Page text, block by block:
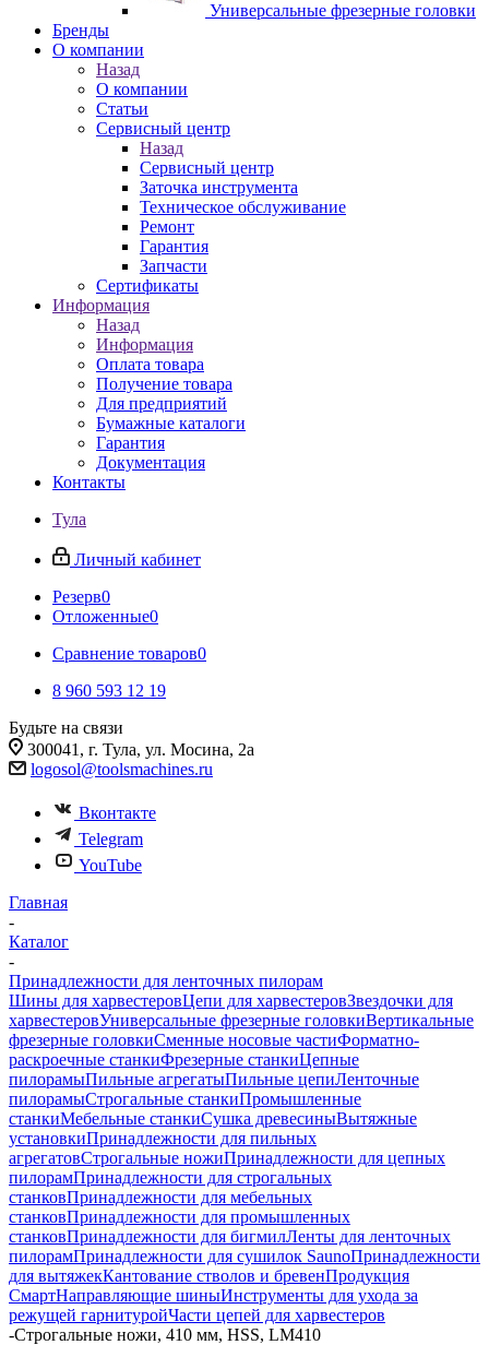
Универсальные фрезерные головки
Бренды
O компании
Назад
O компании
Статьи
Сервисный центр
Назад
Сервисный центр
Заточка инструмента
Техническое обслуживание
Ремонт
Гарантия
Запчасти
Сертификаты
Информация
Назад
Информация
Оплата товара
Получение товара
Для предприятий
Бумажные каталоги
Гарантия
Документация
Контакты
Тула
Личный кабинет
Резерв0
Отложенные0
Сравнение товаров0
8 960 593 12 19
Будьте на связи
300041, г. Тула, ул. Мосина, 2а
logosol@toolsmachines.ru
Вконтакте
Telegram
YouTube
Главная
-
Каталог
-
Принадлежности для ленточных пилорам
Шины для харвестеровЦепи для харвестеровЗвездочки для
харвестеровУниверсальные фрезерные головкиВертикальные
фрезерные головкиСменные носовые частиФорматно-
раскроечные станкиФрезерные станкиЦепные
пилорамыПильные агрегатыПильные цепиЛенточные
пилорамыСтрогальные станкиПромышленные
станкиМебельные станкиСушка древесиныВытяжные
установкиПринадлежности для пильных
агрегатовСтрогальные ножиПринадлежности для цепных
пилорамПринадлежности для строгальных
станковПринадлежности для мебельных
станковПринадлежности для промышленных
станковПринадлежности для бигмилЛенты для ленточных
пилорамПринадлежности для сушилок SaunoПринадлежности
для вытяжекКантование стволов и бревенПродукция
СмартНаправляющие шиныИнструменты для ухода за
режущей гарнитуройЧасти цепей для харвестеров
-Строгальные ножи, 410 мм, HSS, LM410